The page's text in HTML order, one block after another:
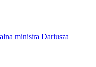
ministra Dariusza